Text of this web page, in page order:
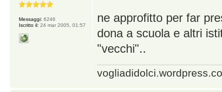
ne approfitto per far
dona a scuola e altri
"vecchi"..
Messaggi: 6246
Iscritto il: 24 mar 2005, 01:57